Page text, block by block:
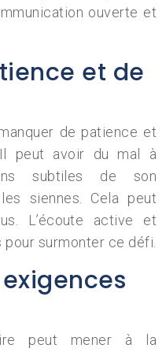
ouverte et
et de
de patience et
peut avoir du mal à
subtiles de son
siennes. Cela peut
L’écoute active et
pour surmonter ce défi.
peut mener à la